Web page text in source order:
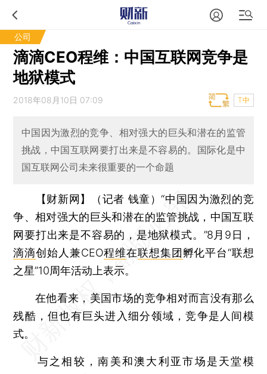
公司
滴滴CEO程维：中国互联网竞争是
地狱模式
2018年08月10日 07:09 T中
中国因为激烈的竞争、相对强大的巨头和潜在的监管
挑战，中国互联网要打出来是不容易的。国际化是中
国互联网公司未来很重要的一个命题
【财新网】（记者 钱童）“中国因为激烈的竞
争、相对强大的巨头和潜在的监管挑战，中国互联
网要打出来是不容易的，是地狱模式。”8月9日，
滴滴创始人兼CEO程维在联想集团 孵化平台“联想
之星”10周年活动上表示。
在他看来，美国市场的竞争相对而言没有那么
残酷，但也有巨头进入细分领域，竞争是人间模
式。
与之相较，南美和澳大利亚市场是天堂模